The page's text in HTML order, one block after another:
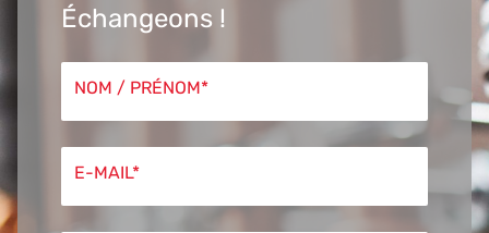
Échangeons !
NOM / PRÉNOM*
E-MAIL*